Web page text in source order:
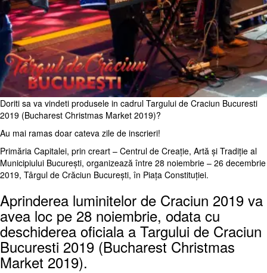
Doriti sa va vindeti produsele in cadrul Targului de Craciun Bucuresti
2019 (Bucharest Christmas Market 2019)?
Au mai ramas doar cateva zile de inscrieri!
Primăria Capitalei, prin creart – Centrul de Creație, Artă și Tradiție al
Municipiului București, organizează între 28 noiembrie – 26 decembrie
2019, Târgul de Crăciun București, în Piața Constituției.
Aprinderea luminitelor de Craciun 2019 va
avea loc pe 28 noiembrie, odata cu
deschiderea oficiala a Targului de Craciun
Bucuresti 2019 (Bucharest Christmas
Market 2019).